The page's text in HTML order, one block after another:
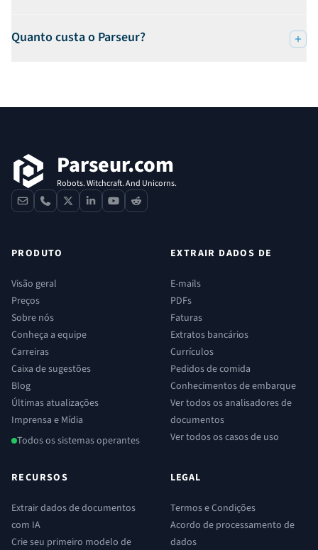
Quanto custa o Parseur?
Parseur.com
Robots. Witchcraft. And Unicorns.
contactphone
x linkedinyoutube
reddit
PRODUTO
Visão geral
Preços
Sobre nós
Conheça a equipe
Carreiras
Caixa de sugestões
Blog
Últimas atualizações
Imprensa e Mídia
Todos os sistemas operantes
EXTRAIR DADOS DE
E-mails
PDFs
Faturas
Extratos bancários
Currículos
Pedidos de comida
Conhecimentos de embarque
Ver todos os analisadores de
documentos
Ver todos os casos de uso
RECURSOS
Extrair dados de documentos
com IA
Crie seu primeiro modelo de
LEGAL
Termos e Condições
Acordo de processamento de
dados